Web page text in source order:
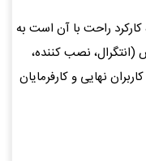
راحت با آن است به
نصب کننده،
نهایی و کارفرمایان